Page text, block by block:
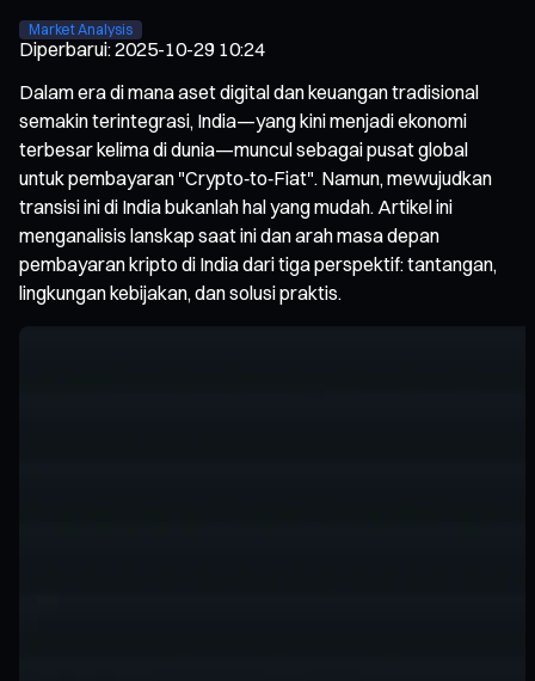
Market Analysis
Diperbarui:2025-10-29 10:24
Dalam era di mana aset digital dan keuangan tradisional
semakin terintegrasi, India—yang kini menjadi ekonomi
terbesar kelima di dunia—muncul sebagai pusat global
untuk pembayaran "Crypto‑to‑Fiat". Namun, mewujudkan
transisi ini di India bukanlah hal yang mudah. Artikel ini
menganalisis lanskap saat ini dan arah masa depan
pembayaran kripto di India dari tiga perspektif: tantangan,
lingkungan kebijakan, dan solusi praktis.